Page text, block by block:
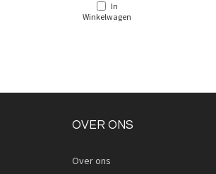
In
Winkelwagen
OVER ONS
Over ons